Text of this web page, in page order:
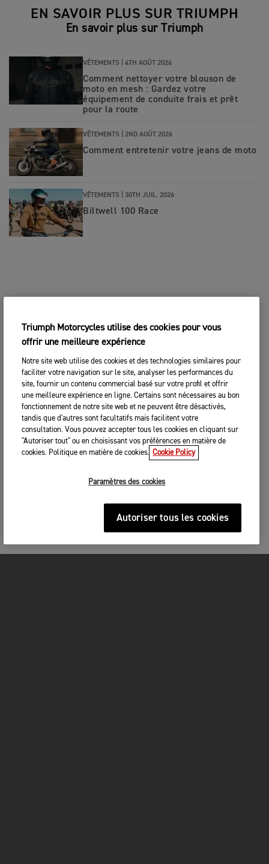
EN SAVOIR PLUS SUR TRIUMPH
En savoir plus sur Triumph
VÊTEMENTS | 4TH AOÛT 2026
Comment nettoyer votre blouson de
moto en mesh : Gardez votre
équipement de conduite frais et prêt
pour la route
VÊTEMENTS | 2ND AOÛT 2026
Comment entretenir votre jeans de moto
VÊTEMENTS | 30TH JUIL. 2026
Biltwell 100 Race
Triumph Motorcycles utilise des cookies pour vous
offrir une meilleure expérience
Notre site web utilise des cookies et des technologies similaires pour
faciliter votre navigation sur le site, analyser les performances du
site, fournir un contenu commercial basé sur votre profil et offrir
une meilleure expérience en ligne. Certains sont nécessaires au bon
fonctionnement de notre site web et ne peuvent être désactivés,
tandis que d'autres sont facultatifs mais facilitent votre
consultation. Vous pouvez accepter tous les cookies en cliquant sur
"Autoriser tout" ou en choisissant vos préférences en matière de
cookies. Politique en matière de cookies. Cookie Policy
Paramètres des cookies
Autoriser tous les cookies